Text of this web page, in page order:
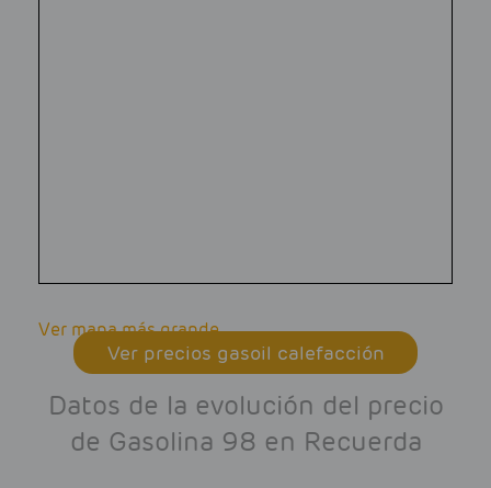
Ver mapa más grande
Ver precios gasoil calefacción
Datos de la evolución del precio
de Gasolina 98 en Recuerda